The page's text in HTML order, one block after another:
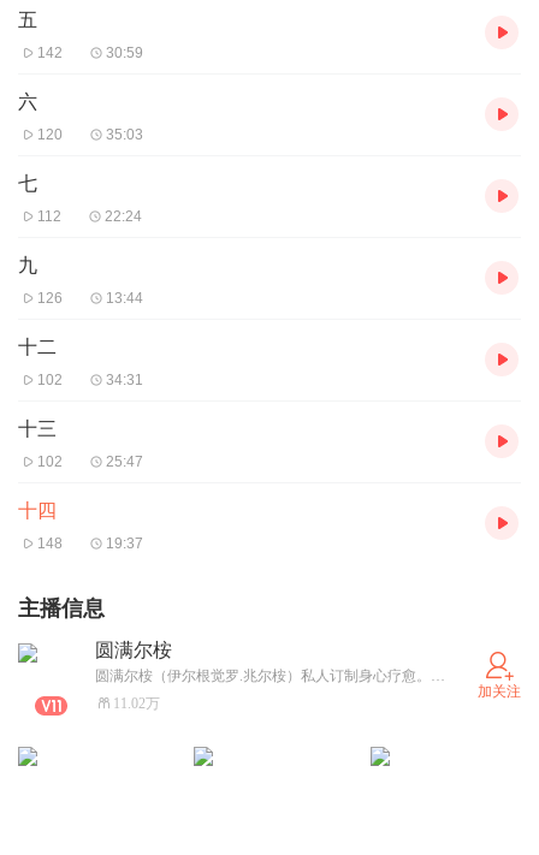
五
142 30:59
六
120 35:03
七
112 22:24
九
126 13:44
十二
102 34:31
十三
102 25:47
十四
148 19:37
主播信息
圆满尔桉
圆满尔桉（伊尔根觉罗.兆尔桉）私人订制身心疗愈。一对一心理咨询师、瑜伽行者、徒手疗愈、颂钵疗愈培训师，师承北印度的瑜伽师和阿育韦陀瑜伽医生Devi Pal Singh ，影视制片人、国家一级播音员。分享快乐，带你走进无忧、无惧、充满喜悦和爱的世界里！
11.02万
加关注